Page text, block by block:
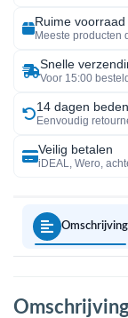
Ruime voorraad
Meeste producten
Snelle
Voor 15:00
14 dagen
Eenvoudig
Veilig betalen
iDEAL, Wero,
Omschrijving